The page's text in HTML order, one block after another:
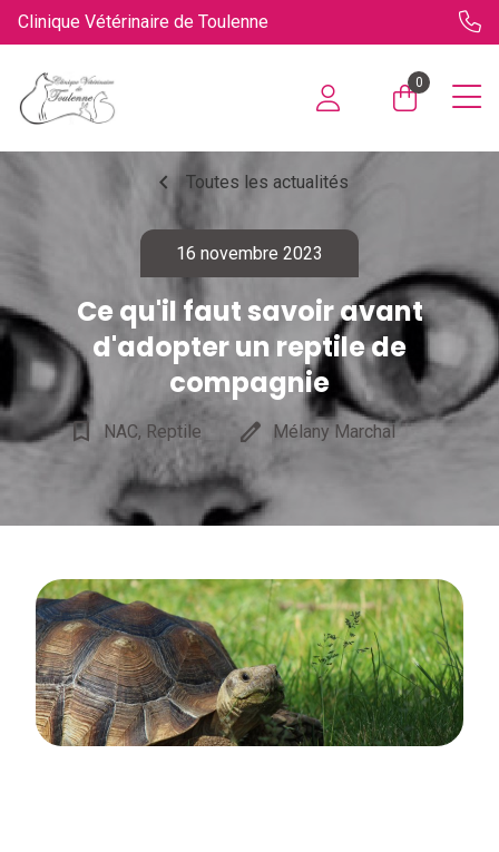
Clinique Vétérinaire de Toulenne
0
chevron_left Toutes les actualités
16 novembre 2023
Ce qu'il faut savoir avant
d'adopter un reptile de
compagnie
bookmark_border NAC, Reptile edit Mélany Marchal